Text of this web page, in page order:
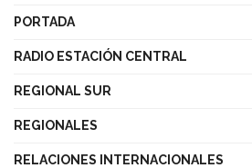
PORTADA
RADIO ESTACIÓN CENTRAL
REGIONAL SUR
REGIONALES
RELACIONES INTERNACIONALES